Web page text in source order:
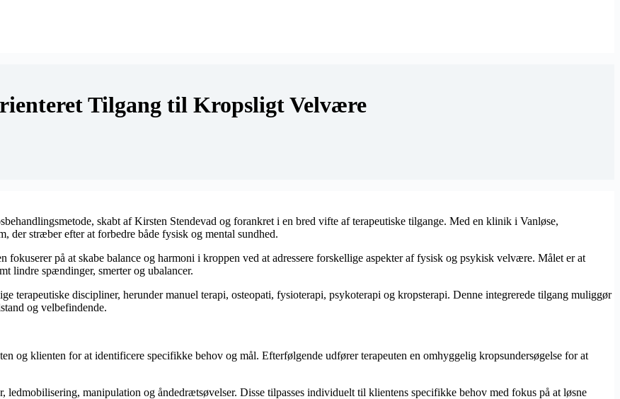
Tilgang til Kropsligt Velvære
skabt af Kirsten Stendevad og forankret i en bred vifte af terapeutiske tilgange. Med en klinik i Vanløse,
der stræber efter at forbedre både fysisk og mental sundhed.
på at skabe balance og harmoni i kroppen ved at adressere forskellige aspekter af fysisk og psykisk velvære. Målet er at
lindre spændinger, smerter og ubalancer.
terapeutiske discipliner, herunder manuel terapi, osteopati, fysioterapi, psykoterapi og kropsterapi. Denne integrerede tilgang muliggør
og velbefindende.
og klienten for at identificere specifikke behov og mål. Efterfølgende udfører terapeuten en omhyggelig kropsundersøgelse for at
ledmobilisering, manipulation og åndedrætsøvelser. Disse tilpasses individuelt til klientens specifikke behov med fokus på at løsne